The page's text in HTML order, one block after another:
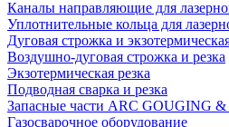
Каналы направляющие для
Уплотнительные кольца для
Дуговая строжка и
Воздушно-дуговая строжка и резка
Экзотермическая резка
Подводная сварка и резка
Запасные части ARC GOUGING
Газосварочное оборудование